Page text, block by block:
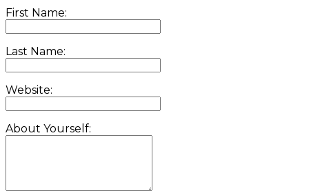
First Name:
Last Name:
Website:
About Yourself: